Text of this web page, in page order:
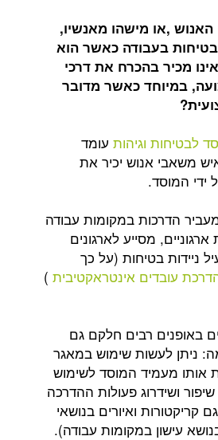
מאנשיו,
כאשר הוא
את דרכי
כאשר מדובר
עומד
יכיר את
במקומות עבודה
לארגונים
(על כך
אינטראקטיבית)
רבים חלקם גם
שימוש במאגר
המוסד לשימוש
פעולות ההדרכה
ואיורים בנושאי
במקומות עבודה).